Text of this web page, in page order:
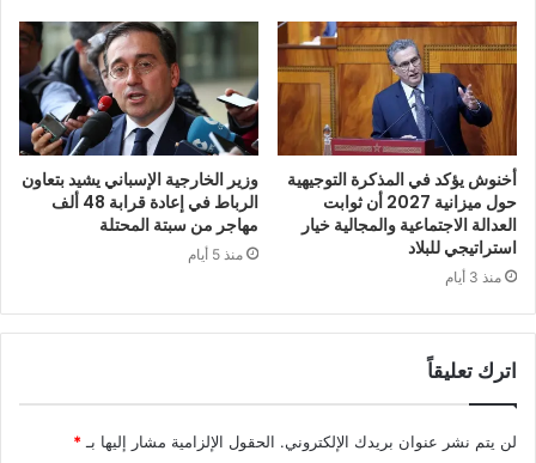
أخنوش يؤكد في المذكرة التوجيهية
حول ميزانية 2027 أن ثوابت
العدالة الاجتماعية والمجالية خيار
استراتيجي للبلاد
منذ 3 أيام
وزير الخارجية الإسباني يشيد بتعاون
الرباط في إعادة قرابة 48 ألف
مهاجر من سبتة المحتلة
منذ 5 أيام
اترك تعليقاً
لن يتم نشر عنوان بريدك الإلكتروني. الحقول الإلزامية مشار إليها بـ *